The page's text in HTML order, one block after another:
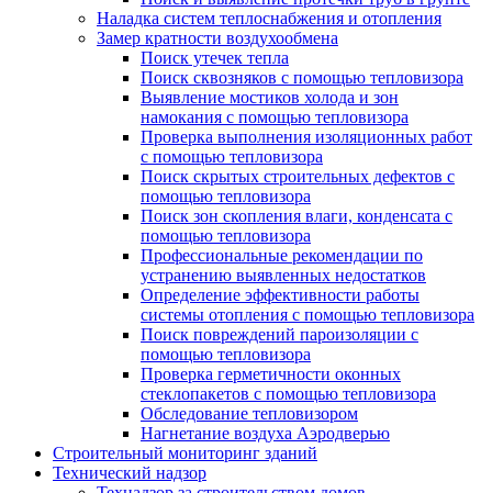
Наладка систем теплоснабжения и отопления
Замер кратности воздухообмена
Поиск утечек тепла
Поиск сквозняков с помощью тепловизора
Выявление мостиков холода и зон
намокания с помощью тепловизора
Проверка выполнения изоляционных работ
с помощью тепловизора
Поиск скрытых строительных дефектов с
помощью тепловизора
Поиск зон скопления влаги, конденсата с
помощью тепловизора
Профессиональные рекомендации по
устранению выявленных недостатков
Определение эффективности работы
системы отопления с помощью тепловизора
Поиск повреждений пароизоляции с
помощью тепловизора
Проверка герметичности оконных
стеклопакетов с помощью тепловизора
Обследование тепловизором
Нагнетание воздуха Аэродверью
Строительный мониторинг зданий
Технический надзор